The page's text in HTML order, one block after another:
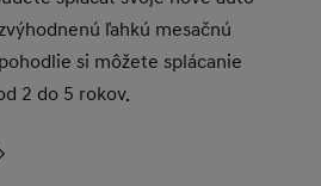
ľahkú mesačnú
si môžete splácanie
2 do 5 rokov.